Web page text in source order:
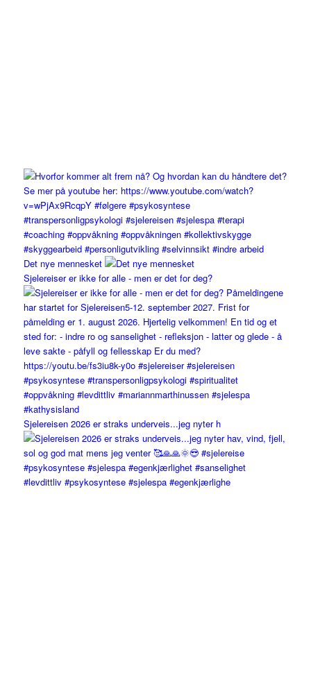
Det nye mennesket
Sjelereiser er ikke for alle - men er det for deg?
Sjelereisen 2026 er straks underveis...jeg nyter h
#levdittliv #psykosyntese #sjelespa #egenkjærlighe